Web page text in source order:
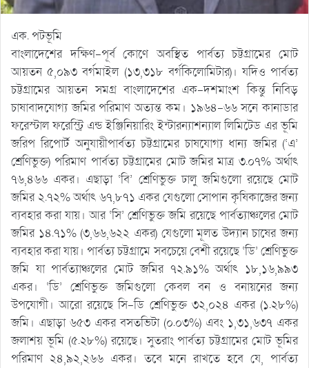
এক. পটভূমি
বাংলাদেশের দক্ষিণ-পূর্ব কোণে অবস্থিত পার্বত্য চট্টগ্রামের মোট
আয়তন ৫,০৯৩ বর্গমাইল (১৩,৩১৮ বর্গকিলোমিটার)। যদিও পার্বত্য
চট্টগ্রামের আয়তন সমগ্র বাংলাদেশের এক-দশমাংশ কিন্তু নিবিড়
চাষাবাদযোগ্য জমির পরিমাণ অত্যন্ত কম। ১৯৬৪-৬৬ সনে কানাডার
ফরেস্টাল ফরেস্ট্রি এন্ড ইঞ্জিনিয়ারিং ইন্টারন্যাশন্যাল লিমিটেড এর ভূমি
জরিপ রিপোর্ট অনুযায়ীপার্বত্য চট্টগ্রামের চাষযোগ্য ধান্য জমির (‘এ’
শ্রেণিভুক্ত) পরিমাণ পার্বত্য চট্টগ্রামের মোট জমির মাত্র ৩.০৭% অর্থাৎ
৭৬,৪৬৬ একর। এছাড়া ‘বি’ শ্রেণিভুক্ত ঢালু জমিগুলো রয়েছে মোট
জমির ২.৭২% অর্থাৎ ৬৭,৮৭১ একর যেগুলো সোপান কৃষিকাজের জন্য
ব্যবহার করা যায়। আর ‘সি’ শ্রেণিভুক্ত জমি রয়েছে পার্বত্যাঞ্চলের মোট
জমির ১৪.৭১% (৩,৬৬,৬২২ একর) যেগুলো মূলত উদ্যান চাষের জন্য
ব্যবহার করা যায়। পার্বত্য চট্টগ্রামে সবচেয়ে বেশী রয়েছে ‘ডি’ শ্রেণিভুক্ত
জমি যা পার্বত্যাঞ্চলের মোট জমির ৭২.৯১% অর্থাৎ ১৮,১৬,৯৯৩
একর। ‘ডি’ শ্রেণিভুক্ত জমিগুলো কেবল বন ও বনায়নের জন্য
উপযোগী। আরো রয়েছে সি-ডি শ্রেণিভুক্ত ৩২,০২৪ একর (১.২৮%)
জমি। এছাড়া ৬৫৩ একর বসতভিটা (০.০৩%) এবং ১,৩১,৬৩৭ একর
জলাশয় ভূমি (৫.২৮%) রয়েছে। সুতরাং পার্বত্য চট্টগ্রামের মোট ভূমির
পরিমাণ ২৪,৯২,২৬৬ একর। তবে মনে রাখতে হবে যে, পার্বত্য